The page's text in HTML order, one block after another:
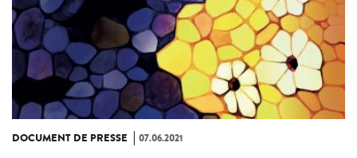
DOCUMENT DE PRESSE 07.06.2021